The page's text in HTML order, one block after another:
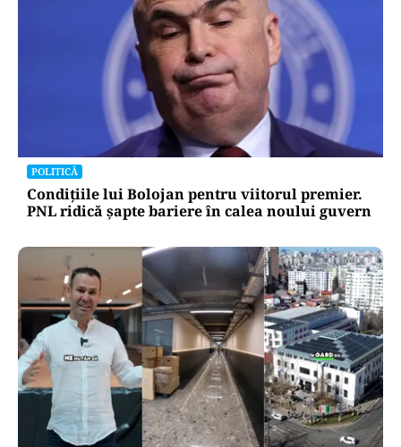
POLITICĂ
Condițiile lui Bolojan pentru viitorul premier.
PNL ridică șapte bariere în calea noului guvern